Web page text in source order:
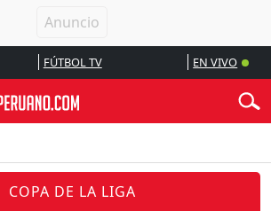
FÚTBOL TV EN VIVO
COPA DE LA LIGA